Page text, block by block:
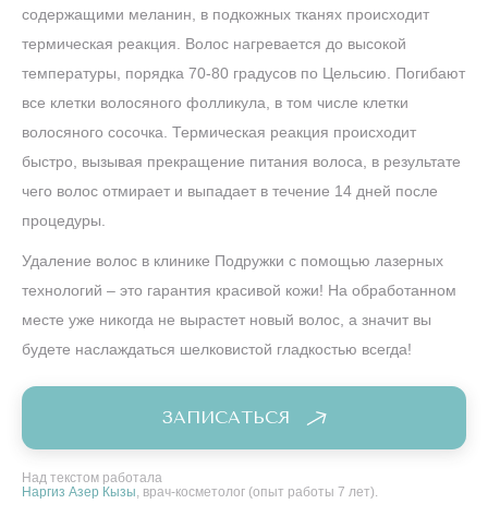
содержащими меланин, в подкожных тканях происходит
термическая реакция. Волос нагревается до высокой
температуры, порядка 70-80 градусов по Цельсию. Погибают
все клетки волосяного фолликула, в том числе клетки
волосяного сосочка. Термическая реакция происходит
быстро, вызывая прекращение питания волоса, в результате
чего волос отмирает и выпадает в течение 14 дней после
процедуры.
Удаление волос в клинике Подружки с помощью лазерных
технологий – это гарантия красивой кожи! На обработанном
месте уже никогда не вырастет новый волос, а значит вы
будете наслаждаться шелковистой гладкостью всегда!
ЗАПИСАТЬСЯ
Над текстом работала
Наргиз Азер Кызы, врач-косметолог (опыт работы 7 лет).